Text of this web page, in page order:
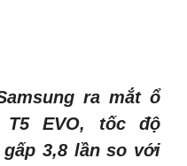
ra mắt ổ
EVO, tốc độ
3,8 lần so với